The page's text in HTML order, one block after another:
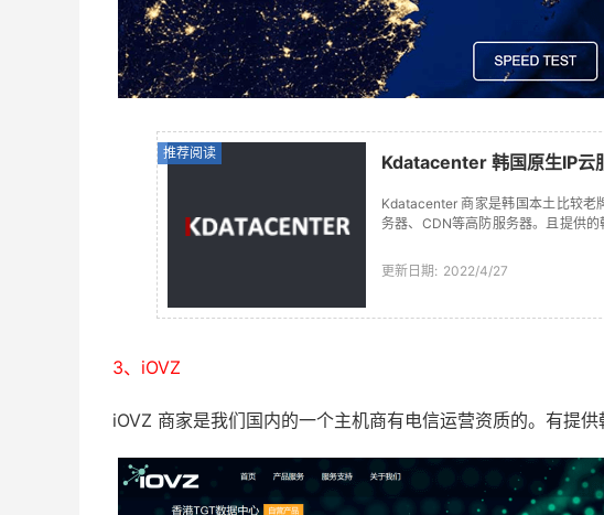
推荐阅读 Kdatacenter 韩国原生IP云
Kdatacenter 商家是韩国本土比较老
务器、CDN等高防服务器。且提供
更新日期: 2022/4/27
3、iOVZ
iOVZ 商家是我们国内的一个主机商有电信运营资质的。有提供